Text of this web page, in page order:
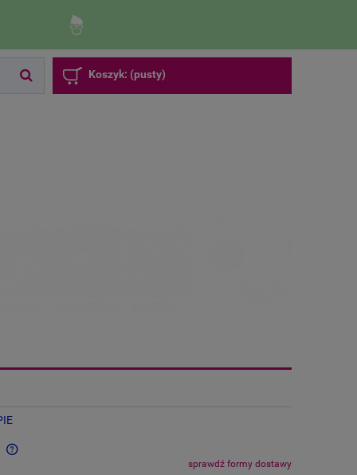
Koszyk: (pusty)
sprawdź formy dostawy